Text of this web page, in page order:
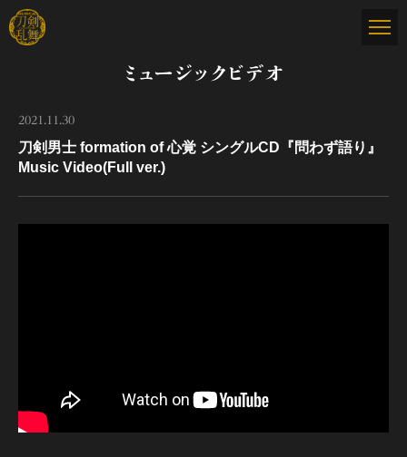
ミュージックビデオ
2021.11.30
刀剣男士 formation of 心覚 シングルCD『問わず語り』
Music Video(Full ver.)